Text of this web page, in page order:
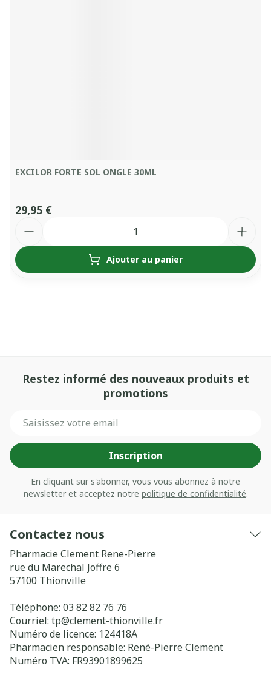
EXCILOR FORTE SOL ONGLE 30ML
29,95 €
Ajouter au panier
Restez informé des nouveaux produits et
promotions
Inscription
En cliquant sur s'abonner, vous vous abonnez à notre
newsletter et acceptez notre politique de confidentialité.
Contactez nous
Pharmacie Clement Rene-Pierre
rue du Marechal Joffre 6
57100 Thionville
Téléphone: 03 82 82 76 76
Courriel: tp@clement-thionville.fr
Numéro de licence: 124418A
Pharmacien responsable: René-Pierre Clement
Numéro TVA: FR93901899625